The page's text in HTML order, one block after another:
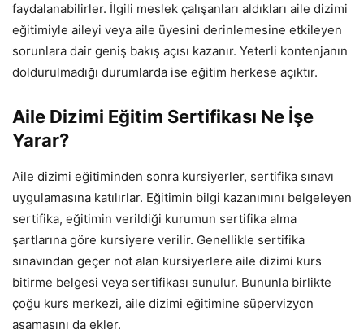
faydalanabilirler. İlgili meslek çalışanları aldıkları aile dizimi
eğitimiyle aileyi veya aile üyesini derinlemesine etkileyen
sorunlara dair geniş bakış açısı kazanır. Yeterli kontenjanın
doldurulmadığı durumlarda ise eğitim herkese açıktır.
Aile Dizimi Eğitim Sertifikası Ne İşe
Yarar?
Aile dizimi eğitiminden sonra kursiyerler, sertifika sınavı
uygulamasına katılırlar. Eğitimin bilgi kazanımını belgeleyen
sertifika, eğitimin verildiği kurumun sertifika alma
şartlarına göre kursiyere verilir. Genellikle sertifika
sınavından geçer not alan kursiyerlere aile dizimi kurs
bitirme belgesi veya sertifikası sunulur. Bununla birlikte
çoğu kurs merkezi, aile dizimi eğitimine süpervizyon
aşamasını da ekler.